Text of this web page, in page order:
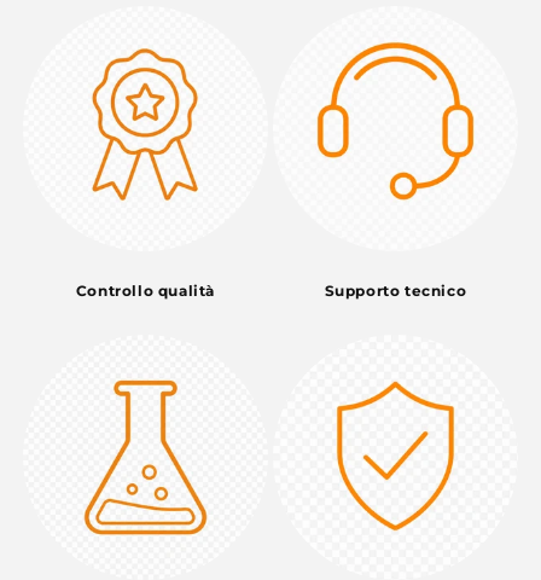
Controllo qualità Supporto tecnico